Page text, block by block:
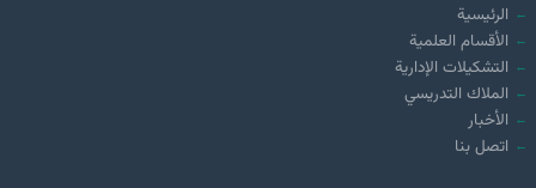
الرئيسية
الأقسام العلمية
التشكيلات الإدارية
الملاك التدريسي
الأخبار
اتصل بنا